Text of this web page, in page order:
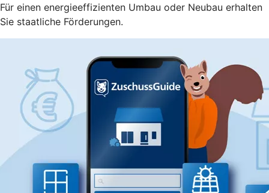
Für einen energieeffizienten Umbau oder Neubau erhalten
Sie staatliche Förderungen.